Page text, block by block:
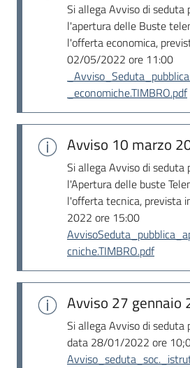
Si allega Avviso di seduta
l'apertura delle Buste
l'offerta economica,
02/05/2022 ore 11:00
_economiche.TIMBRO.pdf
Avviso 10 marzo
Si allega Avviso di seduta
l'Apertura delle buste
l'offerta tecnica, prevista
2022 ore 15:00
cniche.TIMBRO.pdf
Avviso 27 gennaio
Si allega Avviso di seduta
data 28/01/2022 ore